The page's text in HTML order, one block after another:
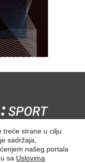
treće strane u cilju
sadržaja,
našeg portala
sa Uslovima